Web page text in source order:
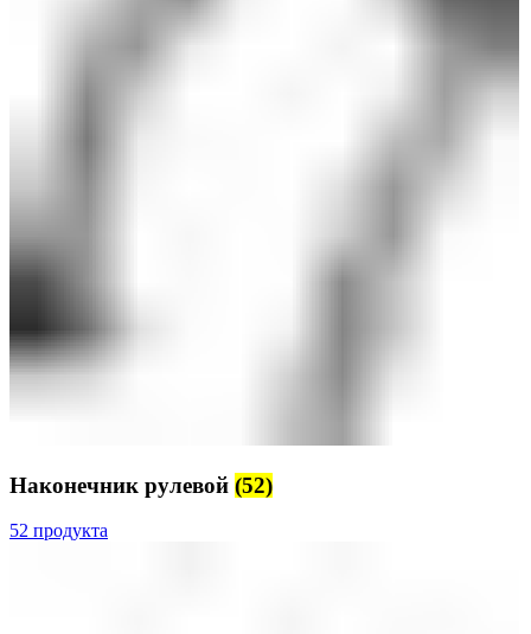
Наконечник рулевой (52)
52 продукта